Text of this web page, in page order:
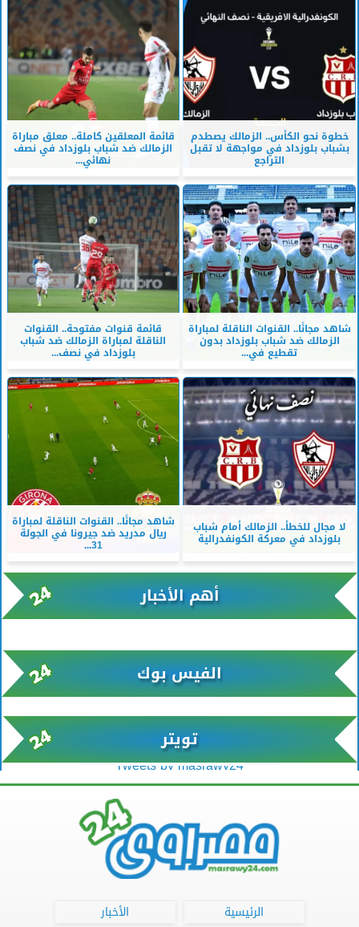
خطوة نحو الكأس.. الزمالك يصطدم
بشباب بلوزداد في مواجهة لا تقبل
التراجع
قائمة المعلقين كاملة.. معلق مباراة
الزمالك ضد شباب بلوزداد في نصف
نهائي...
شاهد مجانًا.. القنوات الناقلة لمباراة
الزمالك ضد شباب بلوزداد بدون
تقطيع في...
قائمة قنوات مفتوحة.. القنوات
الناقلة لمباراة الزمالك ضد شباب
بلوزداد في نصف...
لا مجال للخطأ.. الزمالك أمام شباب
بلوزداد في معركة الكونفدرالية
شاهد مجانًا.. القنوات الناقلة لمباراة
ريال مدريد ضد جيرونا في الجولة
31...
أهم الأخبار
الفيس بوك
تويتر
Tweets by masrawy24
الرئيسية
الأخبار